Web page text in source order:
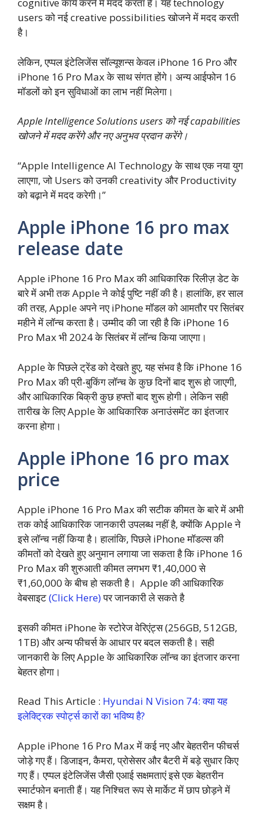
cognitive कार्य करने में मदद करता है। यह technology
users को नई creative possibilities खोजने में मदद करती
है।
लेकिन, एप्पल इंटेलिजेंस सॉल्यूशन्स केवल iPhone 16 Pro और
iPhone 16 Pro Max के साथ संगत होंगे। अन्य आईफोन 16
मॉडलों को इन सुविधाओं का लाभ नहीं मिलेगा।
Apple Intelligence Solutions users को नई capabilities
खोजने में मदद करेंगे और नए अनुभव प्रदान करेंगे।
“Apple Intelligence AI Technology के साथ एक नया युग
लाएगा, जो Users को उनकी creativity और Productivity
को बढ़ाने में मदद करेगी।”
Apple iPhone 16 pro max
release date
Apple iPhone 16 Pro Max की आधिकारिक रिलीज़ डेट के
बारे में अभी तक Apple ने कोई पुष्टि नहीं की है। हालांकि, हर साल
की तरह, Apple अपने नए iPhone मॉडल को आमतौर पर सितंबर
महीने में लॉन्च करता है। उम्मीद की जा रही है कि iPhone 16
Pro Max भी 2024 के सितंबर में लॉन्च किया जाएगा।
Apple के पिछले ट्रेंड को देखते हुए, यह संभव है कि iPhone 16
Pro Max की प्री-बुकिंग लॉन्च के कुछ दिनों बाद शुरू हो जाएगी,
और आधिकारिक बिक्री कुछ हफ्तों बाद शुरू होगी। लेकिन सही
तारीख के लिए Apple के आधिकारिक अनाउंसमेंट का इंतजार
करना होगा।
Apple iPhone 16 pro max
price
Apple iPhone 16 Pro Max की सटीक कीमत के बारे में अभी
तक कोई आधिकारिक जानकारी उपलब्ध नहीं है, क्योंकि Apple ने
इसे लॉन्च नहीं किया है। हालांकि, पिछले iPhone मॉडल्स की
कीमतों को देखते हुए अनुमान लगाया जा सकता है कि iPhone 16
Pro Max की शुरुआती कीमत लगभग ₹1,40,000 से
₹1,60,000 के बीच हो सकती है। Apple की आधिकारिक
वेबसाइट(Click Here)पर जानकारी ले सकते है
इसकी कीमत iPhone के स्टोरेज वेरिएंट्स (256GB, 512GB,
1TB) और अन्य फीचर्स के आधार पर बदल सकती है। सही
जानकारी के लिए Apple के आधिकारिक लॉन्च का इंतजार करना
बेहतर होगा।
Read This Article : Hyundai N Vision 74: क्या यह
इलेक्ट्रिक स्पोर्ट्स कारों का भविष्य है?
Apple iPhone 16 Pro Max में कई नए और बेहतरीन फीचर्स
जोड़े गए हैं। डिजाइन, कैमरा, प्रोसेसर और बैटरी में बड़े सुधार किए
गए हैं। एप्पल इंटेलिजेंस जैसी एआई सक्षमताएं इसे एक बेहतरीन
स्मार्टफोन बनाती हैं। यह निश्चित रूप से मार्केट में छाप छोड़ने में
सक्षम है।